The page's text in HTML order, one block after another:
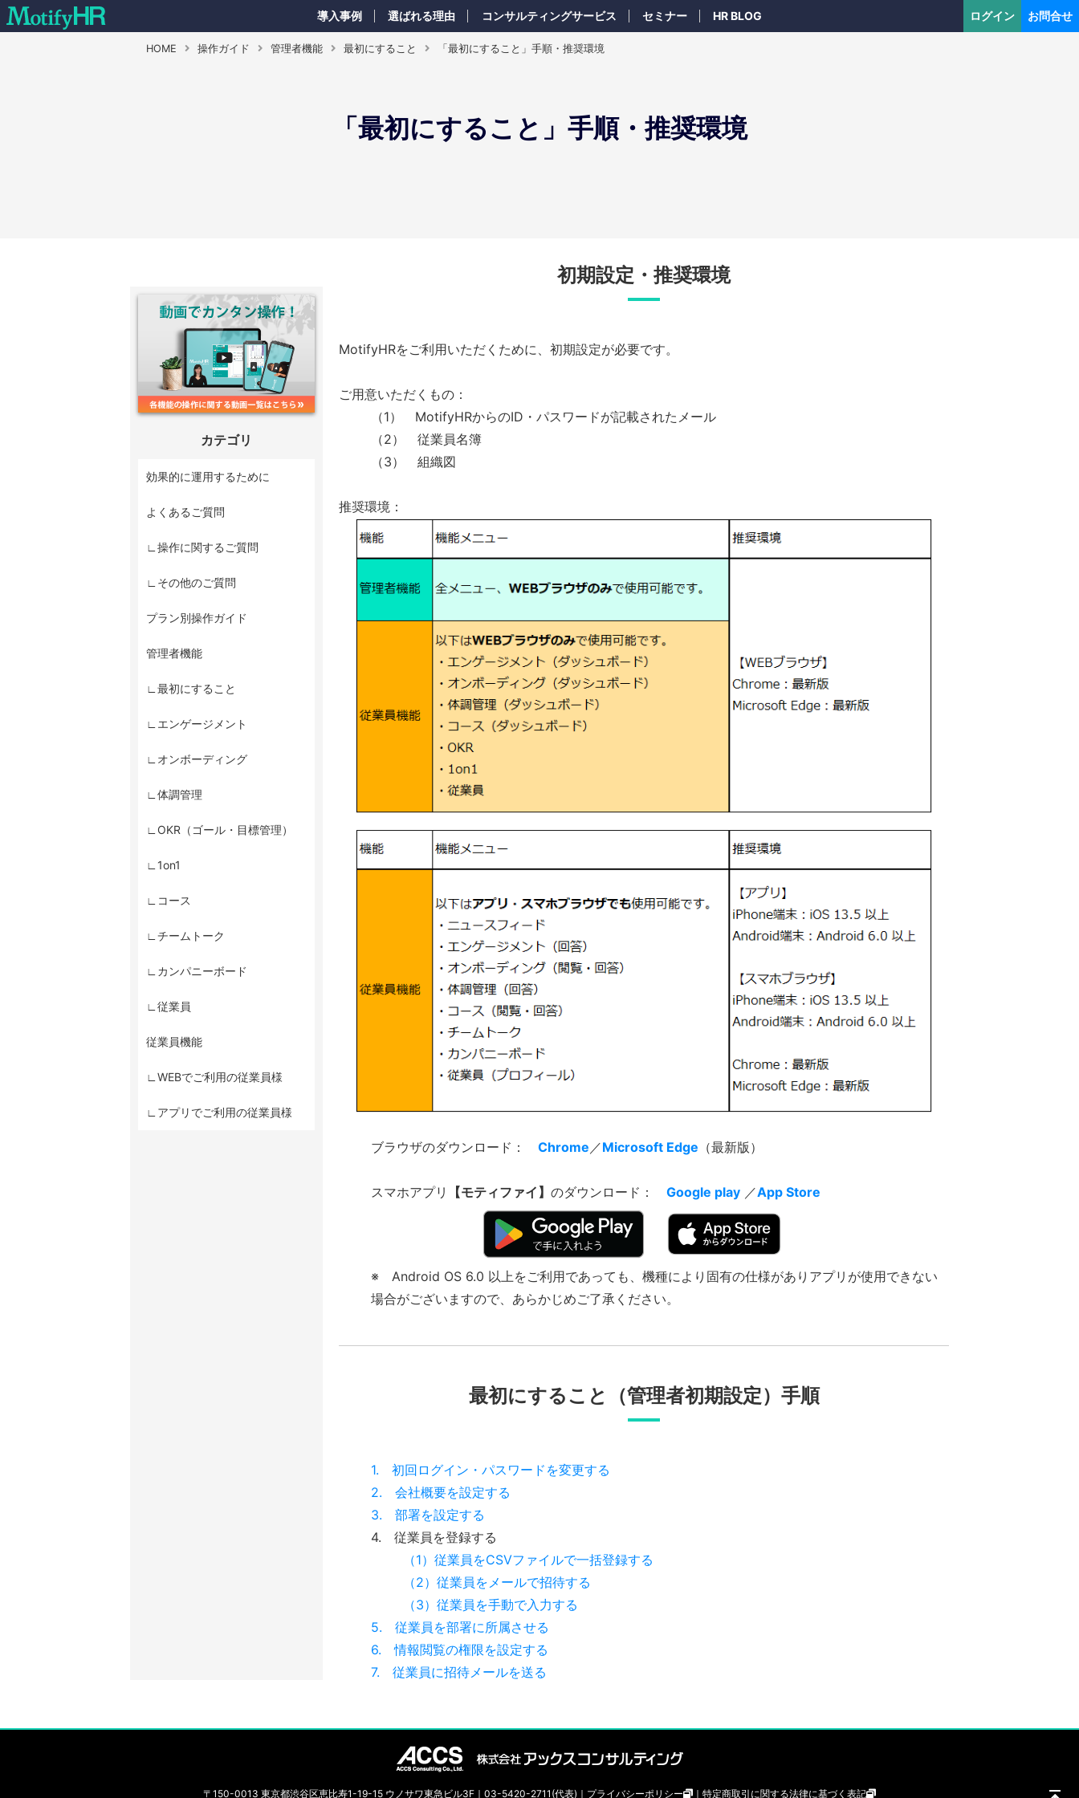
導入事例 選ばれる理由 コンサルティングサービス セミナー HR BLOG ログイン お問合せ
HOME 操作ガイド 管理者機能 最初にすること 「最初にすること」手順・推奨環境
「最初にすること」手順・推奨環境
初期設定・推奨環境
MotifyHRをご利用いただくために、初期設定が必要です。
ご用意いただくもの：
（1） MotifyHRからのID・パスワードが記載されたメール
（2） 従業員名簿
（3） 組織図
推奨環境：
ブラウザのダウンロード： Chrome ／Microsoft Edge （最新版）
スマホアプリ 【モティファイ】 のダウンロード： Google play ／App Store
※ Android OS 6.0 以上をご利用であっても、機種により固有の仕様がありアプリが使用できない
場合がございますので、あらかじめご了承ください。
最初にすること（管理者初期設定）手順
1. 初回ログイン・パスワードを変更する
2. 会社概要を設定する
3. 部署を設定する
4. 従業員を登録する
（1）従業員をCSVファイルで一括登録する
（2）従業員をメールで招待する
（3）従業員を手動で入力する
5. 従業員を部署に所属させる
6. 情報閲覧の権限を設定する
7. 従業員に招待メールを送る
カテゴリ
効果的に運用するために
よくあるご質問
∟操作に関するご質問
∟その他のご質問
プラン別操作ガイド
管理者機能
∟最初にすること
∟エンゲージメント
∟オンボーディング
∟体調管理
∟OKR（ゴール・目標管理）
∟1on1
∟コース
∟チームトーク
∟カンパニーボード
∟従業員
従業員機能
∟WEBでご利用の従業員様
∟アプリでご利用の従業員様
〒150-0013 東京都渋谷区恵比寿1-19-15 ウノサワ東急ビル3F｜ 03-5420-2711(代表)｜ プライバシーポリシー ｜ 特定商取引に関する法律に基づく表記